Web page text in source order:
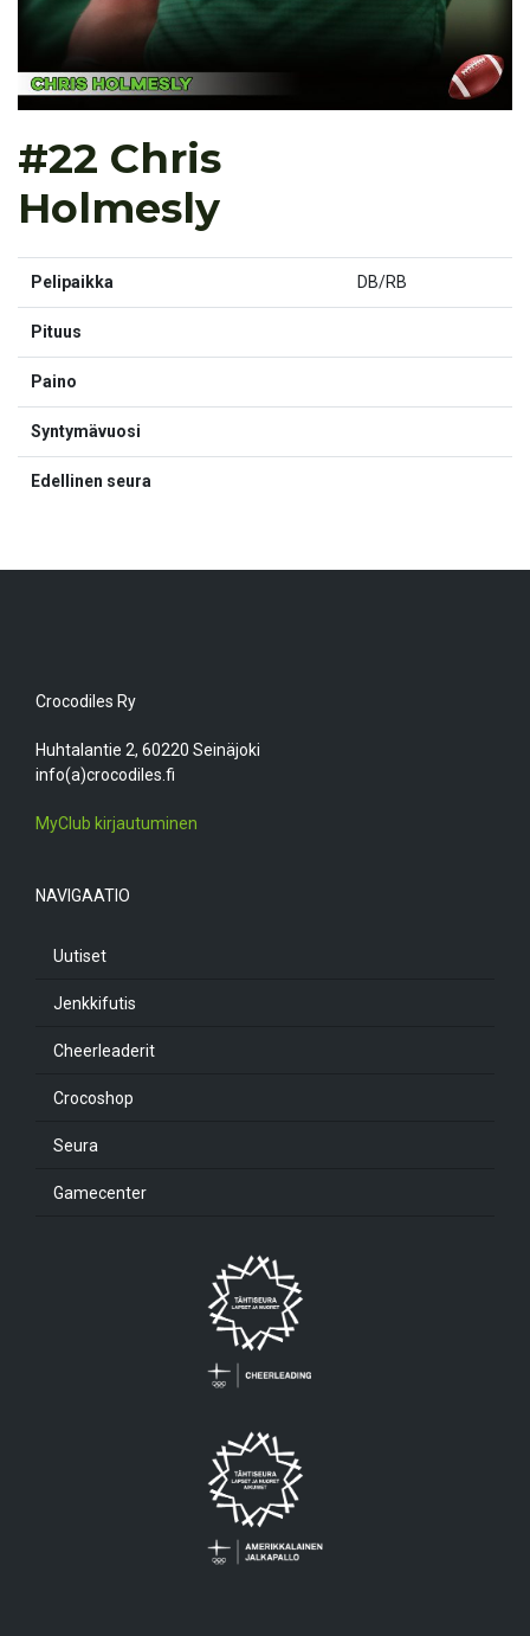
#22 Chris
Holmesly
Pelipaikka DB/RB
Pituus
Paino
Syntymävuosi
Edellinen seura
Crocodiles Ry
Huhtalantie 2, 60220 Seinäjoki
info(a)crocodiles.fi
MyClub kirjautuminen
NAVIGAATIO
Uutiset
Jenkkifutis
Cheerleaderit
Crocoshop
Seura
Gamecenter